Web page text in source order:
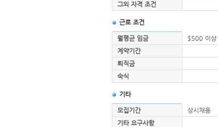
그외 자격 조건
근로 조건
월평균 임금
$500 이
계약기간
퇴직금
숙식
기타
모집기간
상시채용
기타 요구사항